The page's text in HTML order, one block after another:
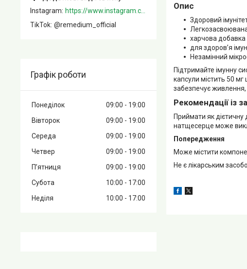
Опис
Здоровий
харчова
для здоров’я
Незамінний
Підтримайте імунну
капсули містить 50
забезпечує живлення,
Рекомендації із
Приймати як
натщесерце може
Попередження
Може містити
Не є лікарським
Instagram
https://www.instagram.com/remedium_ua/
TikTok @remedium_official
Графік роботи
Понеділок 09:00
19:00
Вівторок
09:00
19:00
Середа
09:00
19:00
Четвер
09:00
19:00
Пʼятниця
09:00
19:00
Субота
10:00
17:00
Неділя
10:00 17:00